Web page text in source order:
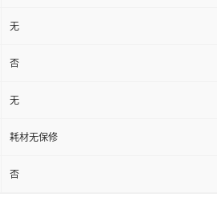
无
否
无
耗材无保修
否